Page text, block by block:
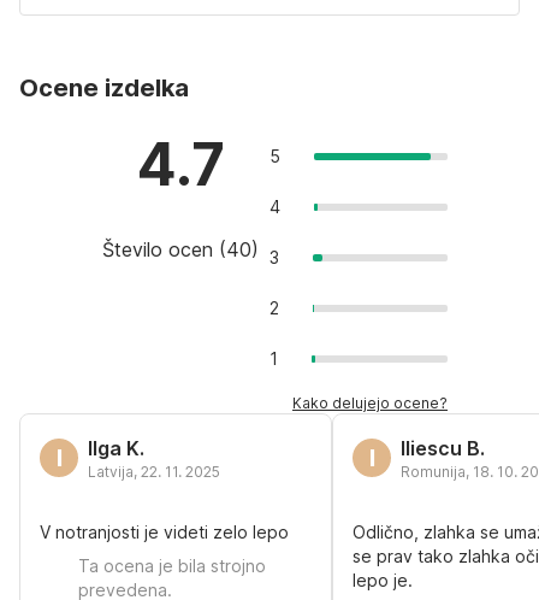
Ocene izdelka
4.7
Število ocen (40)
5
4
3
2
1
Kako delujejo ocene?
I Ilga K.
Latvija, 22. 11. 2025
V notranjosti je videti zelo lepo
Ta ocena je bila strojno
prevedena.
I Iliescu B.
Romunija, 18. 10.
Odlično, zlahka se
se prav tako zlahka
lepo je.